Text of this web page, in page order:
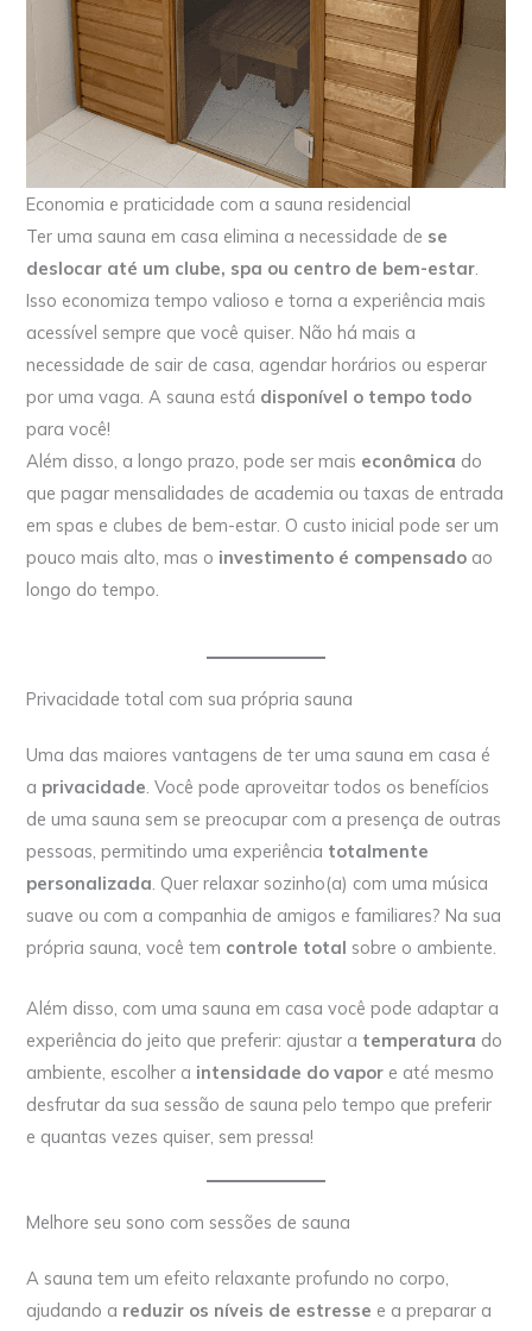
Economia e praticidade com a sauna residencial
Ter uma sauna em casa elimina a necessidade de se
deslocar até um clube, spa ou centro de bem-estar.
Isso economiza tempo valioso e torna a experiência mais
acessível sempre que você quiser. Não há mais a
necessidade de sair de casa, agendar horários ou esperar
por uma vaga. A sauna está disponível o tempo todo
para você!
Além disso, a longo prazo, pode ser mais econômica do
que pagar mensalidades de academia ou taxas de entrada
em spas e clubes de bem-estar. O custo inicial pode ser um
pouco mais alto, mas o investimento é compensado ao
longo do tempo.
Privacidade total com sua própria sauna
Uma das maiores vantagens de ter uma sauna em casa é
a privacidade. Você pode aproveitar todos os benefícios
de uma sauna sem se preocupar com a presença de outras
pessoas, permitindo uma experiência totalmente
personalizada. Quer relaxar sozinho(a) com uma música
suave ou com a companhia de amigos e familiares? Na sua
própria sauna, você tem controle total sobre o ambiente.
Além disso, com uma sauna em casa você pode adaptar a
experiência do jeito que preferir: ajustar a temperatura do
ambiente, escolher a intensidade do vapor e até mesmo
desfrutar da sua sessão de sauna pelo tempo que preferir
e quantas vezes quiser, sem pressa!
Melhore seu sono com sessões de sauna
A sauna tem um efeito relaxante profundo no corpo,
ajudando a reduzir os níveis de estresse e a preparar a